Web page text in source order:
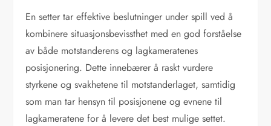
En setter tar effektive beslutninger under spill ved å
kombinere situasjonsbevissthet med en god forståelse
av både motstanderens og lagkameratenes
posisjonering. Dette innebærer å raskt vurdere
styrkene og svakhetene til motstanderlaget, samtidig
som man tar hensyn til posisjonene og evnene til
lagkameratene for å levere det best mulige settet.